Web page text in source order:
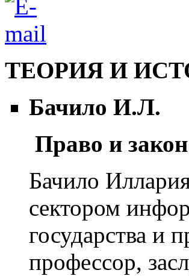
ТЕОРИЯ И
Бачило И.Л.
Право и
Бачило
сектором
государства и
профессор,